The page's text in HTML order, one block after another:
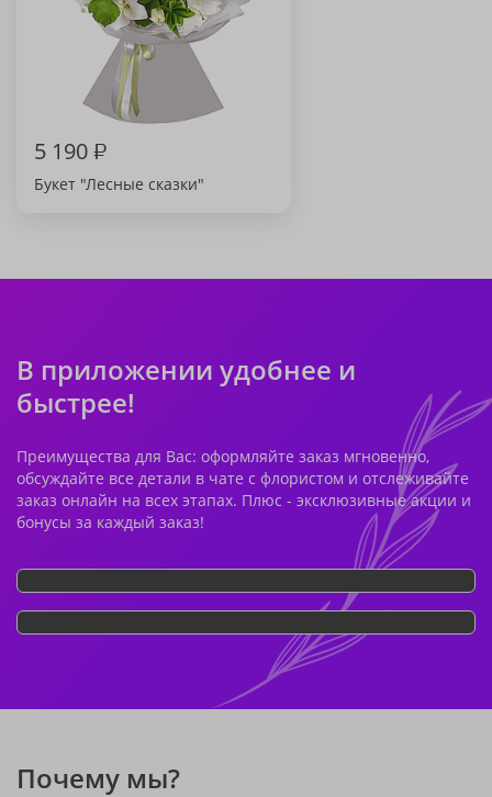
5 190₽
Букет "Лесные сказки"
В приложении удобнее и
быстрее!
Преимущества для Вас: оформляйте заказ мгновенно,
обсуждайте все детали в чате с флористом и отслеживайте
заказ онлайн на всех этапах. Плюс - эксклюзивные акции и
бонусы за каждый заказ!
Почему мы?